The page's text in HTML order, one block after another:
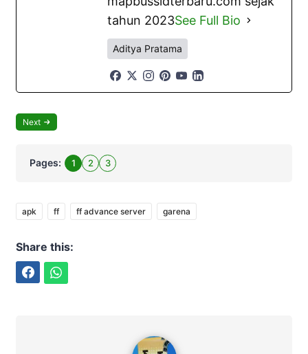
tahun 2023See Full Bio
Aditya Pratama
Next
Pages: 1 2 3
apk ff ff advance server garena
Share this: